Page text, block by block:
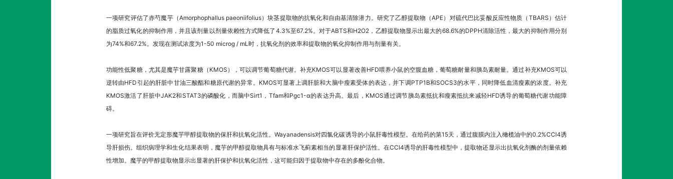
一项研究评估了赤芍魔芋（Amorphophallus paeoniifolius）块茎提取物的抗氧化和自由基清除潜力。研究了乙醇提取物（APE）对硫代巴比妥酸反应性物质（TBARS）估计
的脂质过氧化的抑制作用，并且该剂量以剂量依赖性方式降低了4.3%至67.2%。对于ABTS和H2O2，乙醇提取物显示出最大的68.6%的DPPH清除活性，最大的抑制作用分别
为74%和67.2%。发现在测试浓度为1-50 microg / mL时，抗氧化剂的效率和提取物的氧化抑制作用与剂量有关。
功能性低聚糖，尤其是魔芋甘露聚糖（KMOS），可以调节葡萄糖代谢。补充KMOS可以显著改善HFD喂养小鼠的空腹血糖，葡萄糖耐量和胰岛素耐量。通过补充KMOS可以
逆转由HFD引起的肝脏中甘油三酸酯和糖原代谢的异常。KMOS可显著上调肝脏和大脑中瘦素受体的表达，并下调PTP1B和SOCS3的水平，同时降低血清瘦素的浓度。补充
KMOS激活了肝脏中JAK2和STAT3的磷酸化，而脑中Sirt1，Tfam和Pgc1-α的表达升高。最后，KMOS通过调节胰岛素抵抗和瘦素抵抗来减轻HFD诱导的葡萄糖代谢功能障
碍。
一项研究旨在评价无定形魔芋甲醇提取物的保肝和抗氧化活性。Wayanadensis对四氯化碳诱导的小鼠肝毒性模型。在给药的第15天，通过腹膜内注入橄榄油中的0.2%CCl4诱
导肝损伤。组织病理学和生化结果表明，魔芋的甲醇提取物具有与标准水飞蓟素相当的显著肝保护活性。在CCl4诱导的肝毒性模型中，提取物还显示出抗氧化剂酶的剂量依赖
性增加。魔芋的甲醇提取物显示出显著的肝保护和抗氧化活性，这可能归因于提取物中存在的多酚化合物。